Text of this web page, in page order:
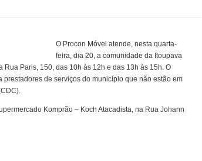
O Procon Móvel atende, nesta quarta-
feira, dia 20, a comunidade da Itoupava
Paris, 150, das 10h às 12h e das 13h às 15h. O
de serviços do município que não estão em
Komprão – Koch Atacadista, na Rua Johann